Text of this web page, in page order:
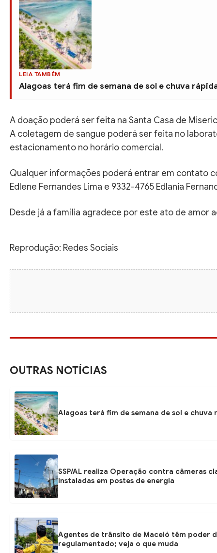
LEIA TAMBÉM
Alagoas terá fim de semana de sol e chuva
A doação poderá ser feita na Santa Casa de
A coletagem de sangue poderá ser feita no
estacionamento no horário comercial.
Qualquer informações poderá entrar em contato
Edlene Fernandes Lima e 9332-4765 Edlania
Desde já a família agradece por este ato de amor
Reprodução: Redes Sociais
OUTRAS NOTÍCIAS
Alagoas terá fim de semana de sol e
SSP/AL realiza Operação contra câmeras
instaladas em postes de energia
Agentes de trânsito de Maceió têm poder
regulamentado; veja o que muda